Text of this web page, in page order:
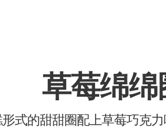
草莓绵绵
式的甜甜圈配上草莓巧克